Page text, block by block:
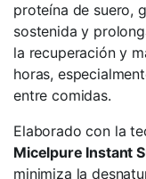
proteína de suero,
sostenida y
la recuperación y
horas,
entre comidas.
Elaborado con la
Micelpure Instant
minimiza la